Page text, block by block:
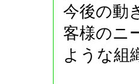
今後の動
客様のニ
ような組